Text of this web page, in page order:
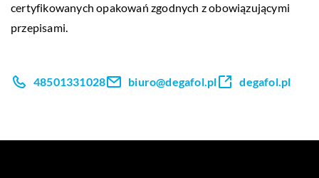
certyfikowanych opakowań zgodnych z obowiązującymi
przepisami.
48501331028 biuro@degafol.pl degafol.pl